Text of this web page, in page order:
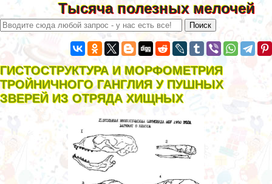
Тысяча полезных мелочей
ГИСТОСТРУКТУРА И МОРФОМЕТРИЯ
ТРОЙНИЧНОГО ГАНГЛИЯ У ПУШНЫХ
ЗВЕРЕЙ ИЗ ОТРЯДА ХИЩНЫХ